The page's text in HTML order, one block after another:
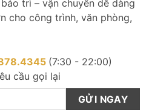
trì – vận chuyển dễ dàng
cho công trình, văn phòng,
(7:30 - 22:00)
cầu gọi lại